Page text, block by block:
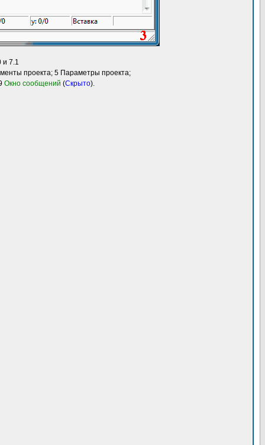
и 7.1
проекта; 5 Параметры проекта;
Окно сообщений (Скрыто).